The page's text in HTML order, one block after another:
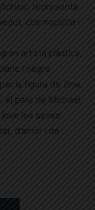
representa
cosmopolita i
artista plàstica,
i negre.
la figura de Zina,
el pare de Michael,
les seves
d’amor i de